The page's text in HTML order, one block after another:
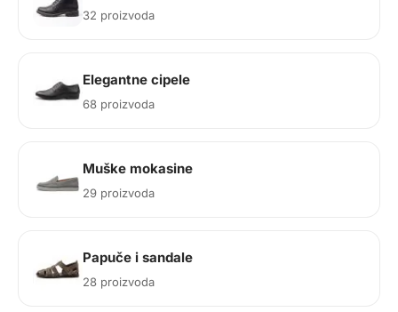
32 proizvoda
Elegantne cipele
68 proizvoda
Muške mokasine
29 proizvoda
Papuče i sandale
28 proizvoda